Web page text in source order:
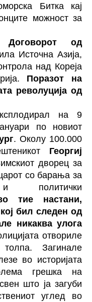
Битка кај
можност за
Договорот од
Источна Азија,
над Кореја
Поразот на
револуција од
на 9
по новиот
. Околу 100.000
Георгиј
дворец за
со барања за
политички
тие настани,
бил следен од
никаква улога
отвориле
Загинале
во историјата
грешка на
што ја загуби
углед во